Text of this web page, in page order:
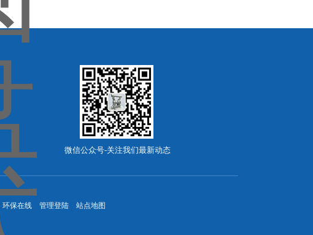
微信公众号-关注我们最新动态
环保在线 管理登陆 站点地图